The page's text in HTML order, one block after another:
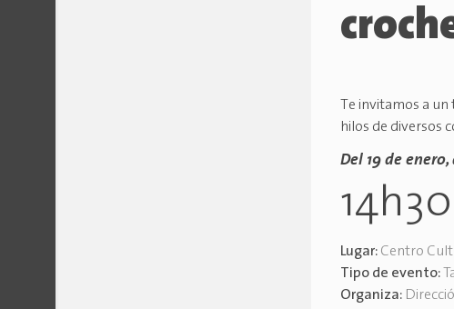
Te invitamos a
hilos de diversos
Del 19 de
14h30
Lugar: Centro
Tipo de evento:
Organiza: